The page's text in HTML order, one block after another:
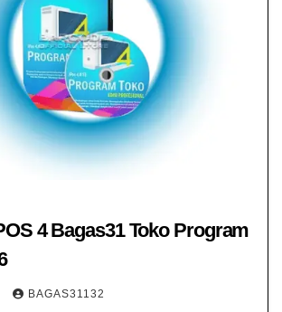
4 Bagas31​ Toko Program
BAGAS31132